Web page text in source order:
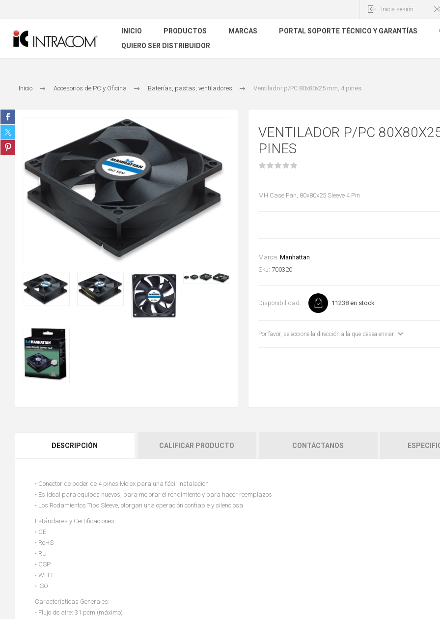
Inicia sesión
INICIO PRODUCTOS MARCAS PORTAL SOPORTE TÉCNICO Y GARANTÍAS
QUIERO SER DISTRIBUIDOR
Inicio Accesorios de PC y Oficina Baterías, pastas, ventiladores Ventilador p/PC 80x80x25 mm, 4 pines
VENTILADOR P/PC
PINES
MH Case Fan, 80x80x25 Sleeve 4 Pin
Marca: Manhattan
Sku: 700320
Disponibilidad: 11238 en stock
Por favor, seleccione la dirección a la que desea enviar
DESCRIPCIÓN CALIFICAR PRODUCTO CONTÁCTANOS
• Conector de poder de 4 pines Molex para una fácil instalación
• Es ideal para equipos nuevos, para mejorar el rendimiento y para hacer reemplazos
• Los Rodamientos Tipo Sleeve, otorgan una operación confiable y silenciosa
Estándares y Certificaciones
• CE
• RoHS
• RU
• CSP
• WEEE
• ISO
Características Generales:
- Flujo de aire: 31 pcm (máximo)